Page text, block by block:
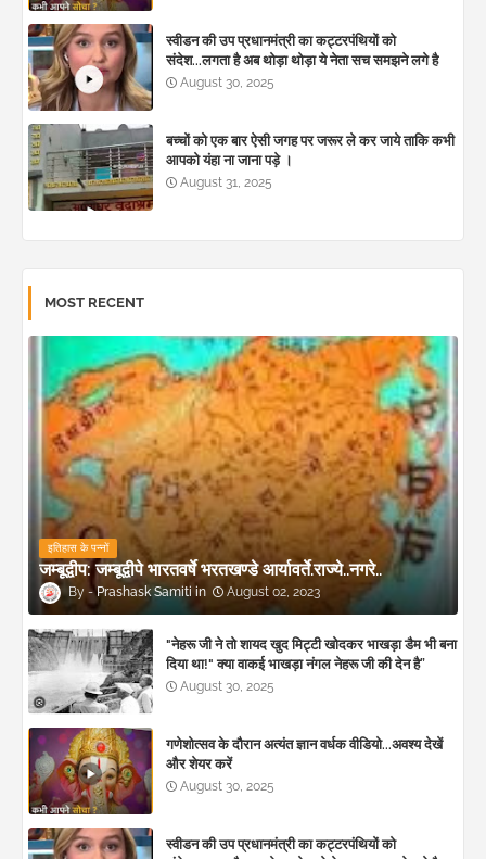
स्वीडन की उप प्रधानमंत्री का कट्टरपंथियों को
संदेश...लगता है अब थोड़ा थोड़ा ये नेता सच समझने लगे है
August 30, 2025
बच्चों को एक बार ऐसी जगह पर जरूर ले कर जाये ताकि कभी
आपको यंहा ना जाना पड़े ।
August 31, 2025
MOST RECENT
इतिहास के पन्नों
जम्बूद्वीप: जम्बूद्वीपे भारतवर्षे भरतखण्डे आर्यावर्ते.राज्ये..नगरे..
Prashask Samiti August 02, 2023
"नेहरू जी ने तो शायद खुद मिट्टी खोदकर भाखड़ा डैम भी बना
दिया था!" क्या वाकई भाखड़ा नंगल नेहरू जी की देन है”
August 30, 2025
गणेशोत्सव के दौरान अत्यंत ज्ञान वर्धक वीडियो...अवश्य देखें
और शेयर करें
August 30, 2025
स्वीडन की उप प्रधानमंत्री का कट्टरपंथियों को